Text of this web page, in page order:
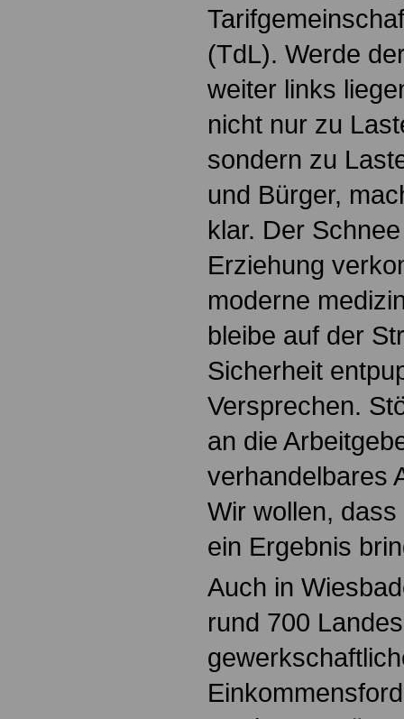
(TdL). Werde
weiter links
nicht nur zu
sondern zu
und Bürger,
klar. Der
Erziehung
moderne
bleibe auf der
Sicherheit
Versprechen.
an die
verhandelbares
Wir wollen,
ein Ergebnis
Auch in
rund 700